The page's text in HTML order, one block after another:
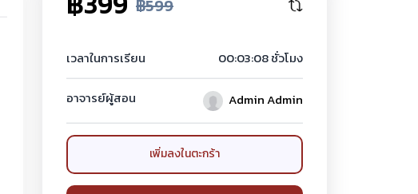
฿599
เวลาในการเรียน 00:03:08 ชั่วโมง
อาจารย์ผู้สอน Admin Admin
เพิ่มลงในตะกร้า